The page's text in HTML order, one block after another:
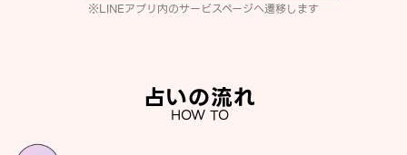
※LINEアプリ内のサービスページへ遷移します
占いの流れ
HOW TO